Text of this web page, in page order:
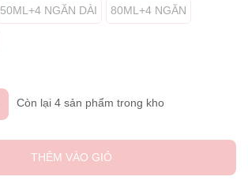
50ML+4 NGĂN DÀI 80ML+4 NGĂN
Còn lại 4 sản phẩm trong kho
THÊM VÀO GIỎ